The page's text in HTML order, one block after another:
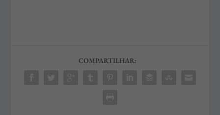
COMPARTILHAR: